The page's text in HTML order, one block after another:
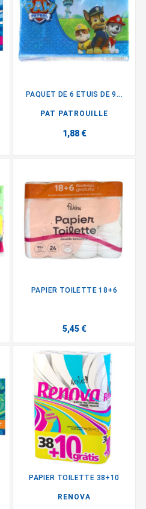
PAQUET DE 6 ETUIS DE 9...
PAT PATROUILLE
1,88 €
PAPIER TOILETTE 18+6
5,45 €
PAPIER TOILETTE 38+10
RENOVA